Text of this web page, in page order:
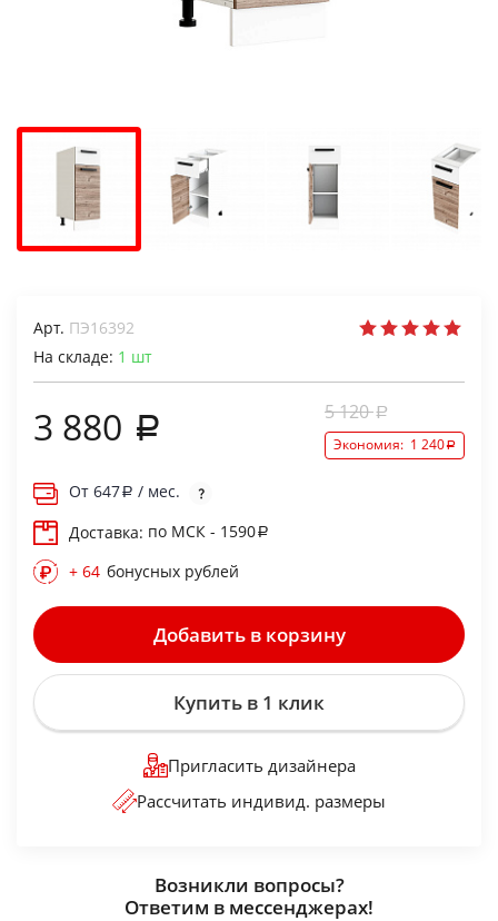
Арт. ПЭ16392
На складе: 1 шт
3 880 5 120
Экономия: 1 240
От 647
/ мес.
Доставка: по МСК - 1590
+ 64 бонусных рублей
Добавить в корзину
Купить в 1 клик
Пригласить дизайнера
Рассчитать индивид. размеры
Возникли вопросы?
Ответим в мессенджерах!